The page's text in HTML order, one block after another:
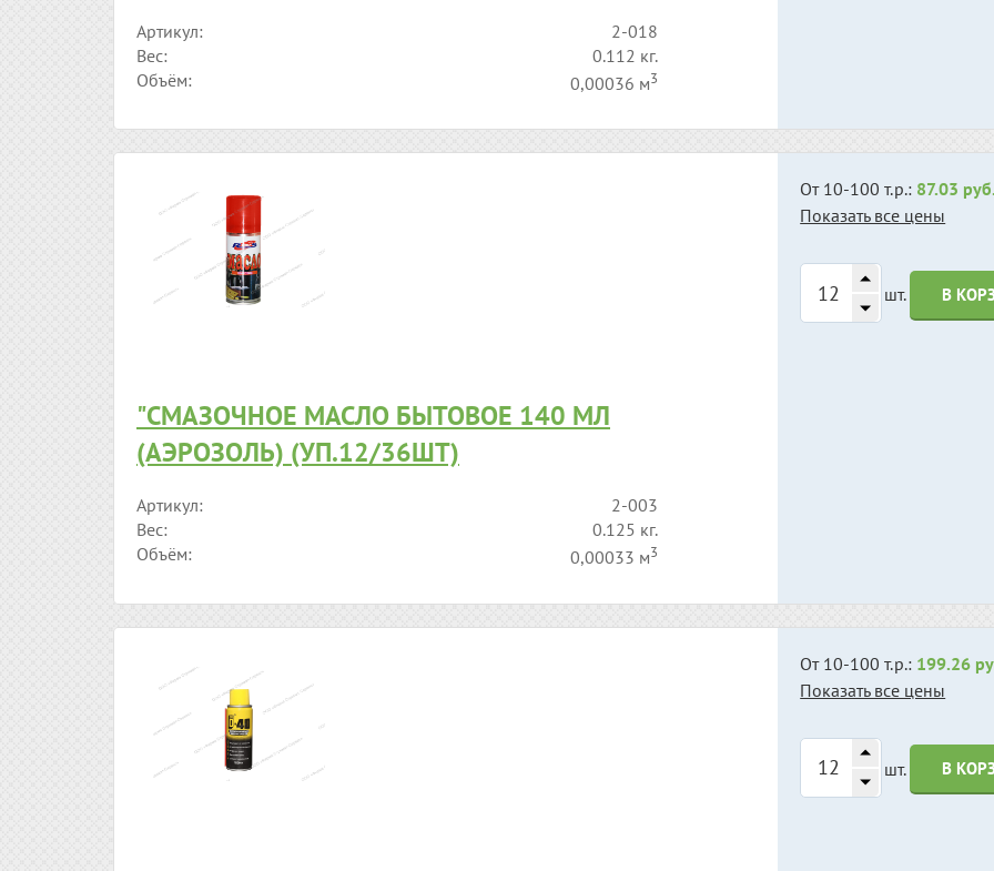
Артикул:
2-018
Вес:
0.112 кг.
Объём:
0,00036 м3
"СМАЗОЧНОЕ МАСЛО БЫТОВОЕ 140 МЛ
(АЭРОЗОЛЬ) (УП.12/36ШТ)
Артикул:
2-003
Вес:
0.125 кг.
Объём:
0,00033 м3
От 10-100 т.р.: 87.03
Показать все цены
шт. В
От 10-100 т.р.: 199.26
Показать все цены
шт. В